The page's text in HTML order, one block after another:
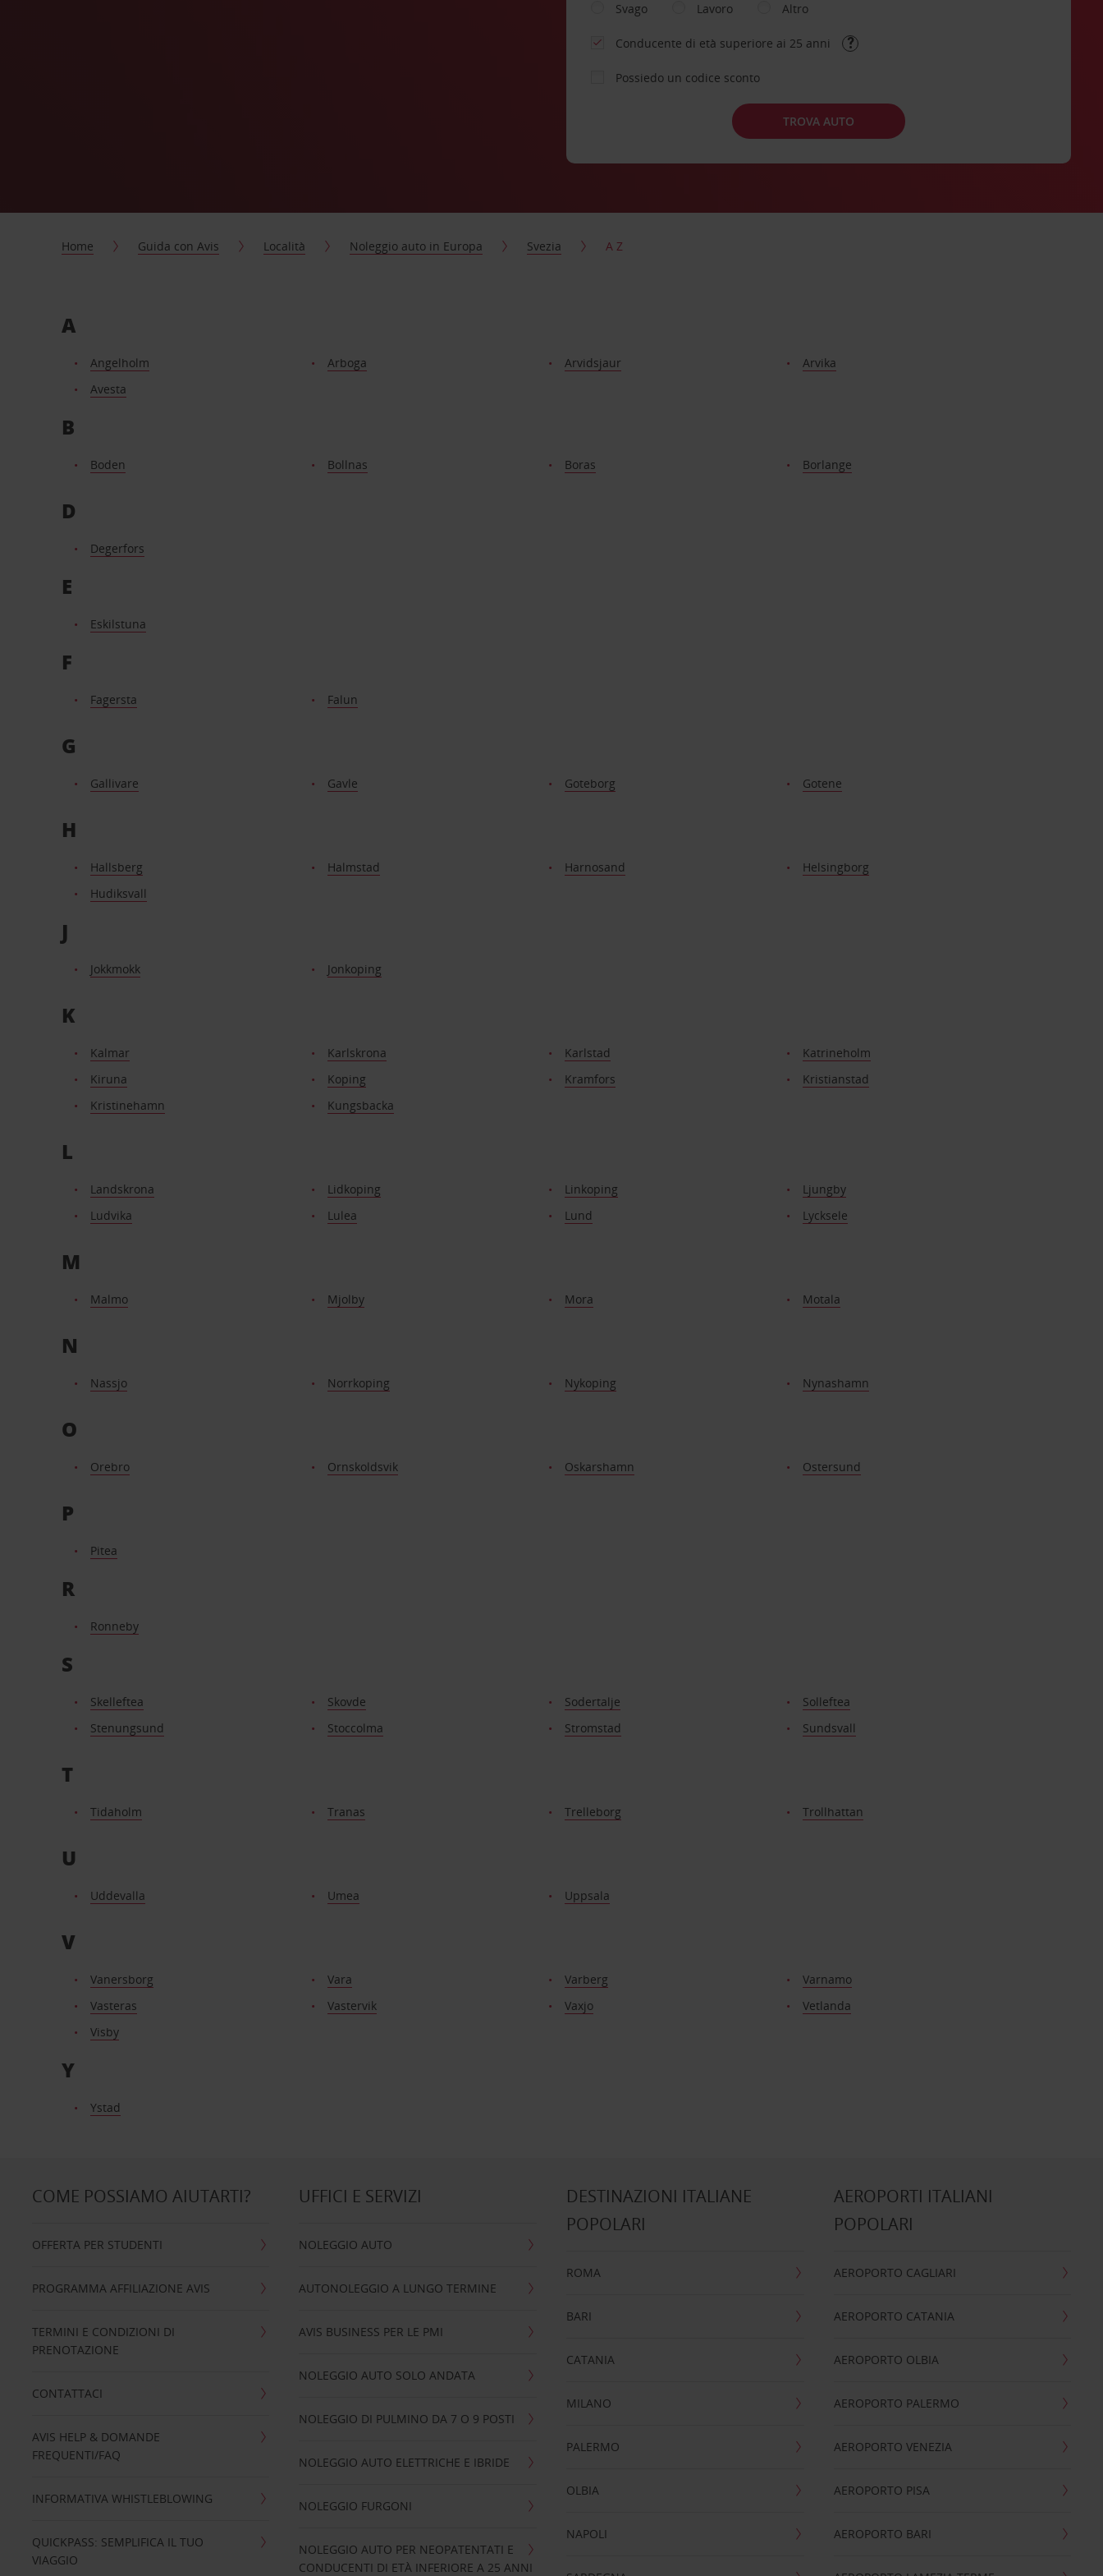
Svago
Lavoro Altro
Conducente di età superiore ai 25 anni
Possiedo un codice sconto
TROVA AUTO
Home Guida con Avis Località Noleggio auto in Europa Svezia A Z
A
Angelholm Arboga Arvidsjaur
Arvika
Avesta
B
Boden Bollnas Boras Borlange
D
Degerfors
E
Eskilstuna
F
Fagersta Falun
G
Gallivare Gavle Goteborg Gotene
H
Hallsberg Halmstad Harnosand
Helsingborg
Hudiksvall
J
Jokkmokk Jonkoping
K
Kalmar Karlskrona Karlstad
Katrineholm
Kiruna
Koping Kramfors
Kristianstad
Kristinehamn
Kungsbacka
L
Landskrona Lidkoping Linkoping
Ljungby
Ludvika
Lulea Lund Lycksele
M
Malmo Mjolby Mora Motala
N
Nassjo Norrkoping Nykoping Nynashamn
O
Orebro Ornskoldsvik Oskarshamn Ostersund
P
Pitea
R
Ronneby
S
Skelleftea Skovde Sodertalje
Solleftea
Stenungsund
Stoccolma Stromstad Sundsvall
T
Tidaholm Tranas Trelleborg Trollhattan
U
Uddevalla Umea Uppsala
V
Vanersborg Vara Varberg
Varnamo
Vasteras
Vastervik Vaxjo
Vetlanda
Visby
Y
Ystad
COME POSSIAMO AIUTARTI?
OFFERTA PER STUDENTI
PROGRAMMA AFFILIAZIONE AVIS
TERMINI E CONDIZIONI DI
PRENOTAZIONE
CONTATTACI
AVIS HELP & DOMANDE
FREQUENTI/FAQ
INFORMATIVA WHISTLEBLOWING
QUICKPASS: SEMPLIFICA IL TUO
VIAGGIO
UFFICI E SERVIZI
NOLEGGIO AUTO
AUTONOLEGGIO A LUNGO TERMINE
AVIS BUSINESS PER LE PMI
NOLEGGIO AUTO SOLO ANDATA
NOLEGGIO DI PULMINO DA 7 O 9 POSTI
NOLEGGIO AUTO ELETTRICHE E IBRIDE
NOLEGGIO FURGONI
NOLEGGIO AUTO PER NEOPATENTATI E
CONDUCENTI DI ETÀ INFERIORE A 25 ANNI
DESTINAZIONI ITALIANE
POPOLARI
ROMA
BARI
CATANIA
MILANO
PALERMO
OLBIA
NAPOLI
AEROPORTI ITALIANI
POPOLARI
AEROPORTO CAGLIARI
AEROPORTO CATANIA
AEROPORTO OLBIA
AEROPORTO PALERMO
AEROPORTO VENEZIA
AEROPORTO PISA
AEROPORTO BARI